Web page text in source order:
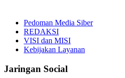
Pedoman Media Siber
REDAKSI
VISI dan MISI
Kebijakan Layanan
Jaringan Social